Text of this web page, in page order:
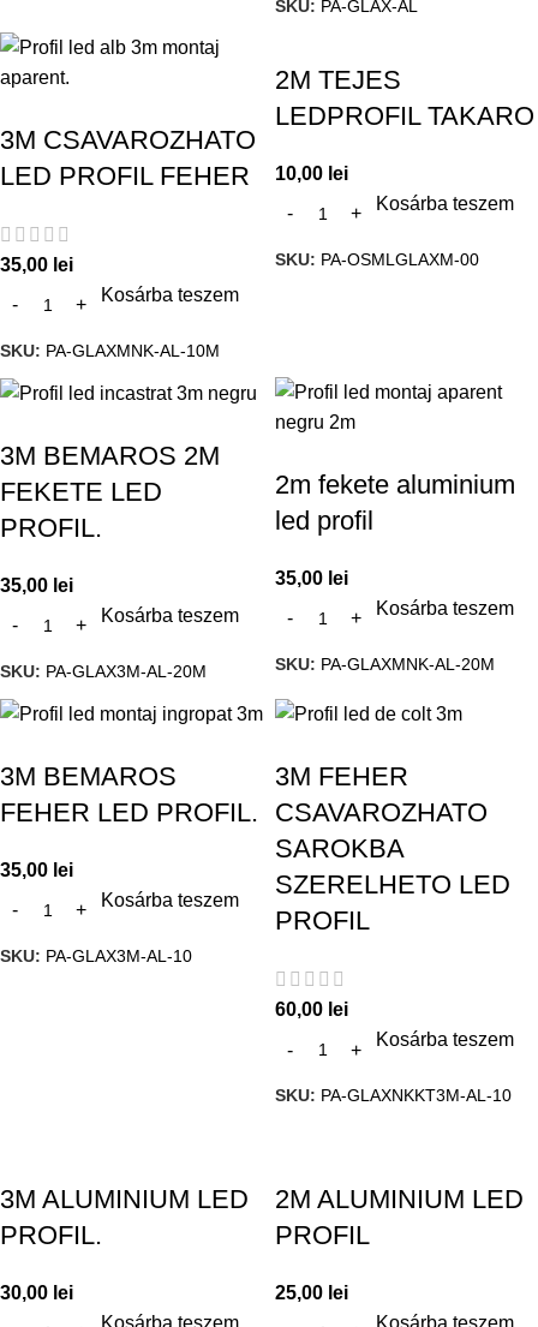
SKU: PA-GLAX-AL
3M CSAVAROZHATO
LED PROFIL FEHER
35,00 lei
Kosárba teszem
SKU: PA-GLAXMNK-AL-10M
2M TEJES
LEDPROFIL TAKARO
10,00 lei
Kosárba teszem
SKU: PA-OSMLGLAXM-00
3M BEMAROS 2M
FEKETE LED
PROFIL.
35,00 lei
Kosárba teszem
SKU: PA-GLAX3M-AL-20M
2m fekete aluminium
led profil
35,00 lei
Kosárba teszem
SKU: PA-GLAXMNK-AL-20M
3M BEMAROS
FEHER LED PROFIL.
35,00 lei
Kosárba teszem
SKU: PA-GLAX3M-AL-10
3M FEHER
CSAVAROZHATO
SAROKBA
SZERELHETO LED
PROFIL
60,00 lei
Kosárba teszem
SKU: PA-GLAXNKKT3M-AL-10
3M ALUMINIUM LED
PROFIL.
30,00 lei
Kosárba teszem
2M ALUMINIUM LED
PROFIL
25,00 lei
Kosárba teszem